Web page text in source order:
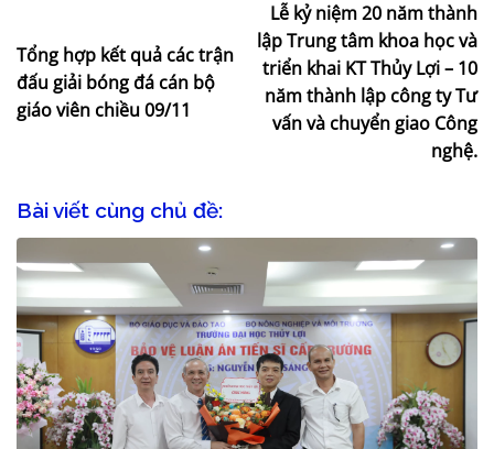
Tổng hợp kết quả các trận
đấu giải bóng đá cán bộ
giáo viên chiều 09/11
Lễ kỷ niệm 20 năm thành
lập Trung tâm khoa học và
triển khai KT Thủy Lợi – 10
năm thành lập công ty Tư
vấn và chuyển giao Công
nghệ.
Bài viết cùng chủ đề: